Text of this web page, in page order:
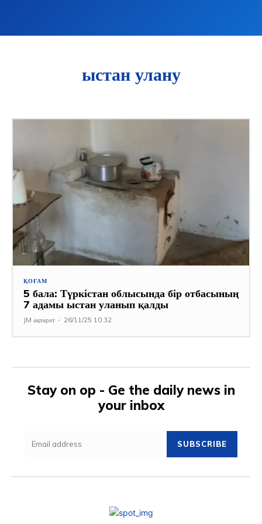
ыстан улану
ҚОҒАМ
5 бала: Түркістан облысында бір отбасының
7 адамы ыстан уланып қалды
JM ақпарат - 26/11/25 10:32
Stay on op - Ge the daily news in
your inbox
SUBSCRIBE